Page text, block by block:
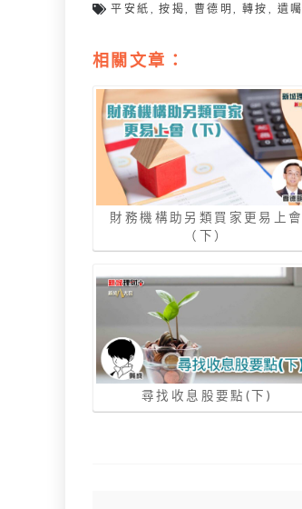
平安紙 ,按揭 ,曹德明 ,轉按 遺囑
相關文章：
財務機構助另類買家更易上會
（下）
尋找收息股要點(下)